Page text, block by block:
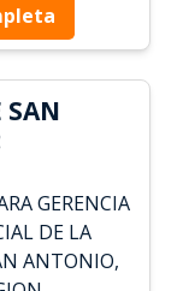
SAN
GERENCIA
DE LA
ANTONIO,